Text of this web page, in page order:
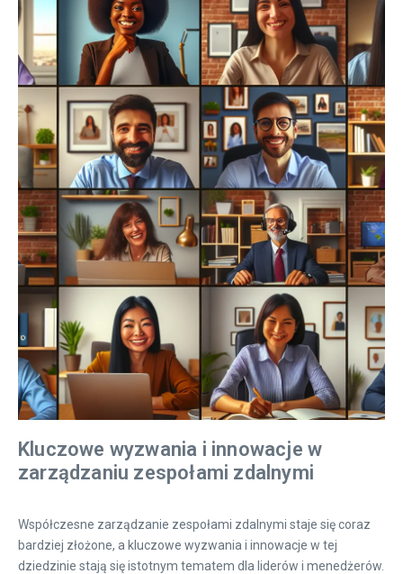
Kluczowe wyzwania i innowacje w
zarządzaniu zespołami zdalnymi
Współczesne zarządzanie zespołami zdalnymi staje się coraz
bardziej złożone, a kluczowe wyzwania i innowacje w tej
dziedzinie stają się istotnym tematem dla liderów i menedżerów.